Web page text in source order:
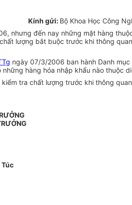
Kính gửi: Bộ Khoa Học Công
nhưng đến nay những mặt hàng
lượng bắt buộc trước khi thông
ngày 07/3/2006 ban hành Danh
hàng hóa nhập khẩu nào thuộc
tra chất lượng trước khi thông